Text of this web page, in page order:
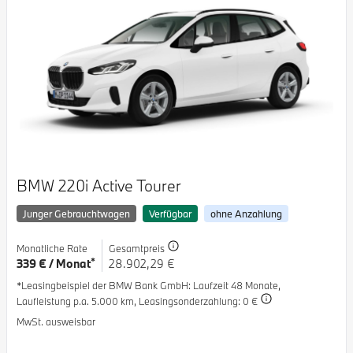
BMW 220i Active Tourer
Junger Gebrauchtwagen Verfügbar ohne Anzahlung
Monatliche Rate
339 € / Monat*
Gesamtpreis
28.902,29 €
*Leasingbeispiel der BMW Bank GmbH: Laufzeit 48 Monate,
Laufleistung p.a. 5.000 km, Leasingsonderzahlung: 0 €
MwSt. ausweisbar